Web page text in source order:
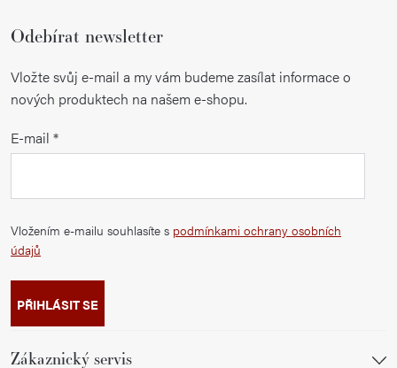
Odebírat newsletter
Vložte svůj e-mail a my vám budeme zasílat informace o
nových produktech na našem e-shopu.
E-mail
Vložením e-mailu souhlasíte s podmínkami ochrany osobních
údajů
PŘIHLÁSIT SE
Zákaznický servis